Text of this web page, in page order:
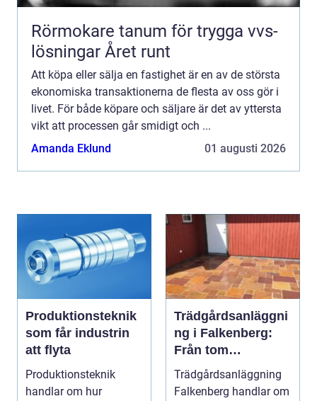
Rörmokare tanum för trygga vvs-
lösningar Året runt
Att köpa eller sälja en fastighet är en av de största
ekonomiska transaktionerna de flesta av oss gör i
livet. För både köpare och säljare är det av yttersta
vikt att processen går smidigt och ...
Amanda Eklund
01 augusti 2026
Produktionsteknik
som får industrin
att flyta
Produktionsteknik
handlar om hur
Trädgårdsanläggni
ng i Falkenberg:
Från tom
gräsmatta till
genomtänkt helhet
Trädgårdsanläggning
Falkenberg handlar om